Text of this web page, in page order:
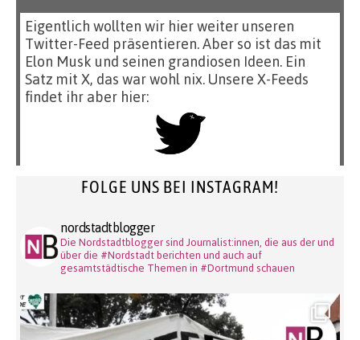
Eigentlich wollten wir hier weiter unseren
Twitter-Feed präsentieren. Aber so ist das mit
Elon Musk und seinen grandiosen Ideen. Ein
Satz mit X, das war wohl nix. Unsere X-Feeds
findet ihr aber hier:
FOLGE UNS BEI INSTAGRAM!
nordstadtblogger
Die Nordstadtblogger sind Journalist:innen, die aus der und
über die #Nordstadt berichten und auch auf
gesamtstädtische Themen in #Dortmund schauen